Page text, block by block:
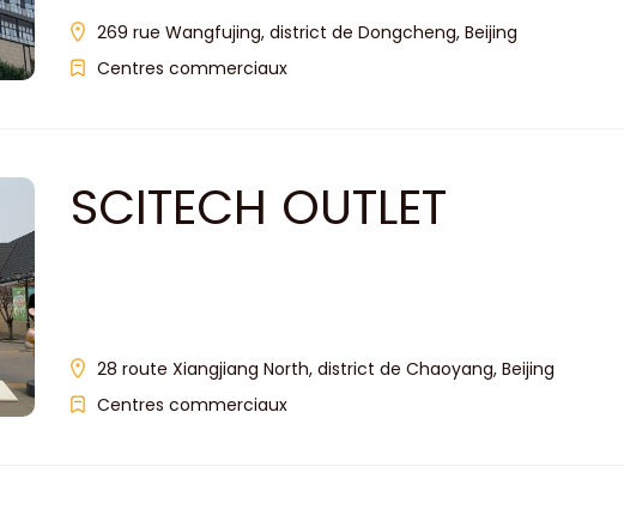
269 rue Wangfujing, district de Dongcheng, Beijing
Centres commerciaux
SCITECH OUTLET
28 route Xiangjiang North, district de Chaoyang, Beijing
Centres commerciaux